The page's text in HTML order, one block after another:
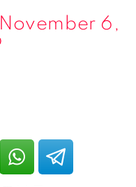
November 6,